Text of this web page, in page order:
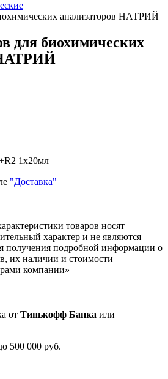
анализаторов НАТРИЙ
для биохимических
НАТРИЙ
1x20мл
"Доставка"
товаров носят
характер и не являются
получения подробной информации о
их наличии и стоимости
компании»
от Тинькофф Банка или
500 000 руб.